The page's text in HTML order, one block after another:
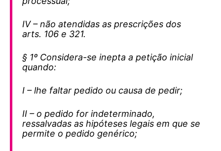
IV – não atendidas as prescrições dos
arts. 106 e 321.
§ 1º Considera-se inepta a petição inicial
quando:
I – lhe faltar pedido ou causa de pedir;
II – o pedido for indeterminado,
ressalvadas as hipóteses legais em que se
permite o pedido genérico;